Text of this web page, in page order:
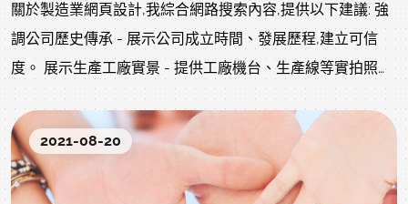
關於製造業網頁設計,我綜合網路搜索內容,提供以下建議: 強
調公司歷史傳承 - 展示公司成立時間、發展歷程,建立可信
度。 展示生產工廠實景 - 提供工廠機台、生產線等實拍照片,
呈現專業的生產環境。 產品系列介紹 - 詳細說明產品特色、
功能、規格等資訊。可以分類展示不同系列。 應用案例 - 舉
例說明產品應用於不同行業及實際案例,增加產品吸引力。 精
選商業合作夥伴 - 列出知名企業客戶,建立信任感。 強調品質
2021-08-20